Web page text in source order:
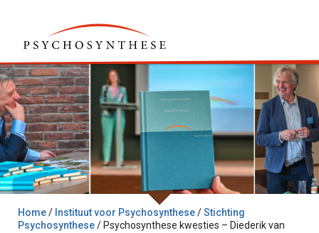
Home/ Instituut voor Psychosynthese/Stichting
Psychosynthese/ Psychosynthese kwesties – Diederik van